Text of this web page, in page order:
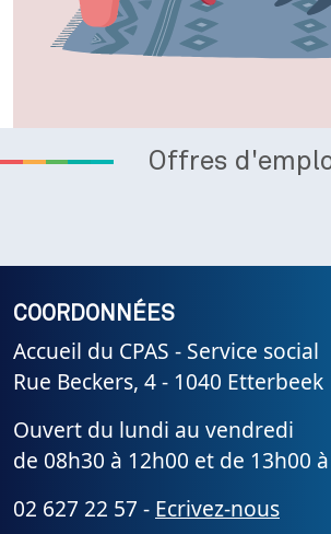
Offres
COORDONNÉES
Accueil du CPAS - Service social
Rue Beckers, 4 - 1040 Etterbeek
Ouvert du lundi au vendredi
de 08h30 à 12h00 et de 13h00
02 627 22 57 - Ecrivez-nous